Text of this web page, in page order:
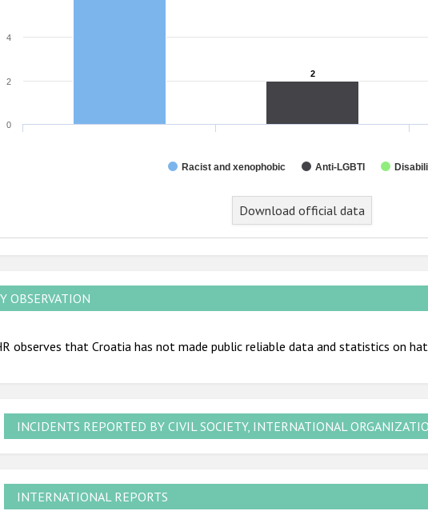
2
2
Racist and xenophobic Anti-LGBTI
0
2
4
Download official data
OBSERVATION
observes that Croatia has not made public reliable data and statistics on
INCIDENTS REPORTED BY CIVIL SOCIETY, INTERNATIONAL
INTERNATIONAL REPORTS